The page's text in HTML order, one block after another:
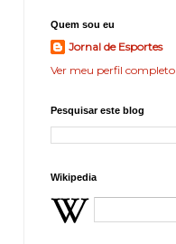
Quem sou eu
Jornal de Esportes
Ver meu perfil completo
Pesquisar este blog
Wikipedia